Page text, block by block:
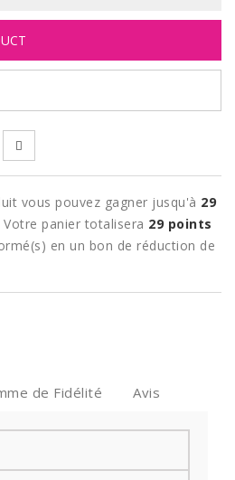
vous pouvez gagner jusqu'à 29
Votre panier totalisera 29 points
en un bon de réduction de
de Fidélité Avis